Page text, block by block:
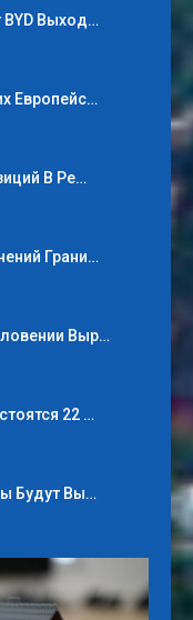
BYD Выход…
Европейс…
В Ре…
Грани…
Выр…
22 …
Будут Вы…